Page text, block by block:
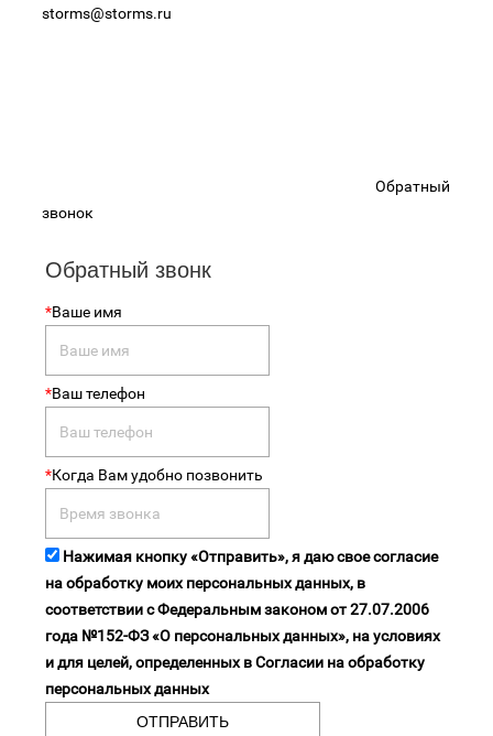
storms@storms.ru
Обратный
звонок
Обратный звонк
*Ваше имя
*Ваш телефон
*Когда Вам удобно позвонить
Нажимая кнопку «Отправить», я даю свое согласие
на обработку моих персональных данных, в
соответствии с Федеральным законом от 27.07.2006
года №152-ФЗ «О персональных данных», на условиях
и для целей, определенных в Согласии на обработку
персональных данных